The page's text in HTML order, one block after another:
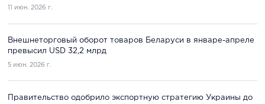
11 июн. 2026 г.
Внешнеторговый оборот товаров Беларуси в январе-апреле
превысил USD 32,2 млрд
5 июн. 2026 г.
Правительство одобрило экспортную стратегию Украины до